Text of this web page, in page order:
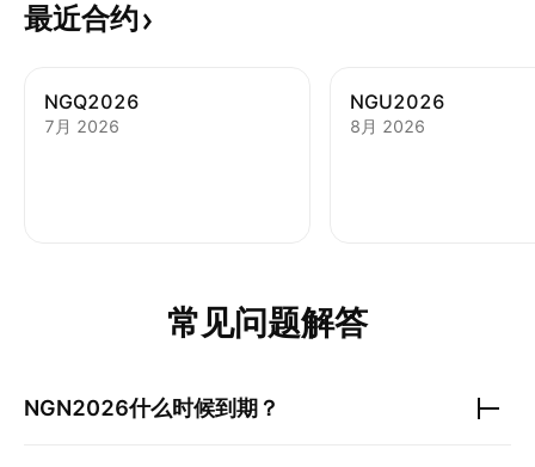
最近合约
NGQ2026
7月 2026
NGU2026
8月 2026
常见问题解答
NGN2026什么时候到期？